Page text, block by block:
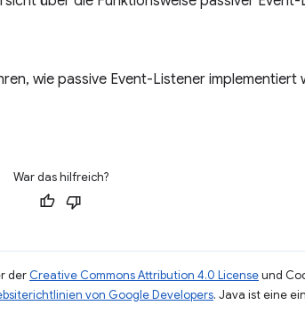
wie passive Event-Listener implementiert
War das hilfreich?
der Creative Commons Attribution 4.0 Licenseund
von Google Developers. Java ist eine